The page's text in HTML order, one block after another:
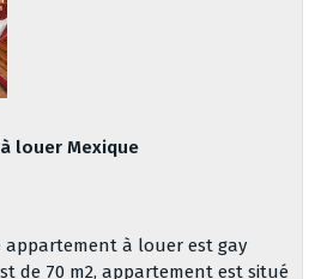
louer Mexique
appartement à louer est gay
de 70 m2, appartement est situé